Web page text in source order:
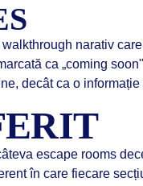
narativ
ca „coming
decât ca o
escape rooms
în care fiecare